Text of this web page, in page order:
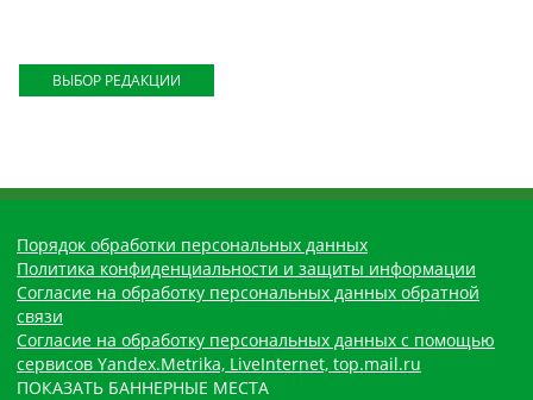
ВЫБОР РЕДАКЦИИ
Порядок обработки персональных данных
Политика конфиденциальности и защиты информации
Согласие на обработку персональных данных обратной
связи
Согласие на обработку персональных данных с помощью
сервисов Yandex.Metrika, LiveInternet, top.mail.ru
ПОКАЗАТЬ БАННЕРНЫЕ МЕСТА